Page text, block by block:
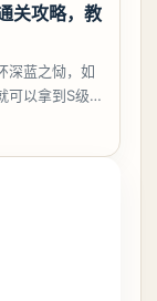
关攻略，教
深蓝之恸，如
可以拿到S级弧
并不建议直